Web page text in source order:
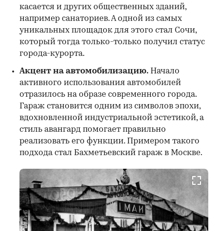
касается и других общественных зданий,
например санаториев. А одной из самых
уникальных площадок для этого стал Сочи,
который тогда только-только получил статус
города-курорта.
Акцент на автомобилизацию. Начало
активного использования автомобилей
отразилось на образе современного города.
Гараж становится одним из символов эпохи,
вдохновленной индустриальной эстетикой, а
стиль авангард помогает правильно
реализовать его функции. Примером такого
подхода стал Бахметьевский гараж в Москве.